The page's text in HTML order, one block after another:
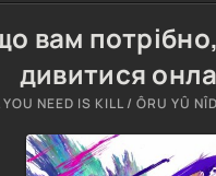
вам
дивитися
YOU NEED IS KILL / ÔRU YÛ